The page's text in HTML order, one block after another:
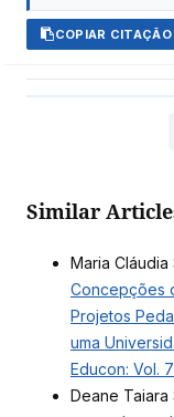
COPIAR CITAÇÃO
Similar
Maria Cláudia
Concepções
Projetos
uma
Educon: Vol.
Deane Taiara